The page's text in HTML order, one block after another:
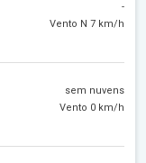
-
Vento N 7 km/h
sem nuvens
Vento 0 km/h